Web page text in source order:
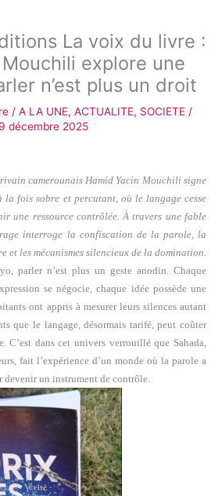
La voix du livre :
explore une
n’est plus un droit
/ A LA UNE, ACTUALITE, SOCIETE /
décembre 2025
camerounais Hamid Yacin Mouchili signe
fois sobre et percutant, où le langage cesse
une ressource contrôlée. À travers une fable
interroge la confiscation de la parole, la
et les mécanismes silencieux de la domination.
parler n’est plus un geste anodin. Chaque
se négocie, chaque idée possède une
ont appris à mesurer leurs silences autant
que le langage, désormais tarifé, peut coûter
C’est dans cet univers verrouillé que Sahada,
fait l’expérience d’un monde où la parole a
devenir un instrument de contrôle.